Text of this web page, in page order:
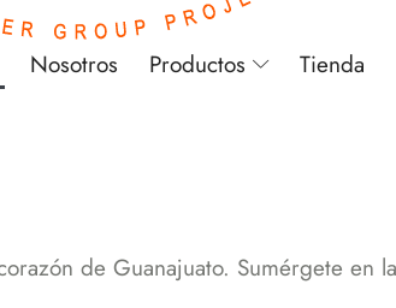
Nosotros Productos Tienda
de Guanajuato. Sumérgete en